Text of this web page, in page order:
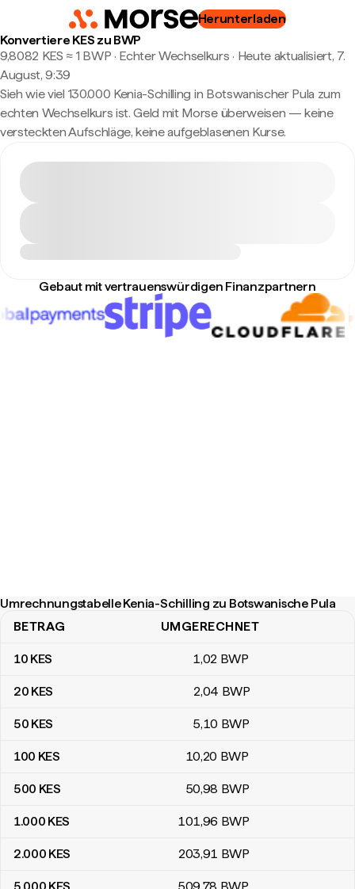
Herunterladen
Konvertiere KES zu BWP
9,8082 KES ≈ 1 BWP · Echter Wechselkurs · Heute aktualisiert, 7.
August, 9:39
Sieh wie viel 130.000 Kenia-Schilling in Botswanischer Pula zum
echten Wechselkurs ist. Geld mit Morse überweisen — keine
versteckten Aufschläge, keine aufgeblasenen Kurse.
Gebaut mit vertrauenswürdigen Finanzpartnern
Umrechnungstabelle Kenia-Schilling zu Botswanische Pula
Umrechnungstabelle Kenia-Schilling zu Botswanische Pula
BETRAG UMGERECHNET
10 KES 1,02 BWP
20 KES 2,04 BWP
50 KES 5,10 BWP
100 KES 10,20 BWP
500 KES 50,98 BWP
1.000 KES 101,96 BWP
2.000 KES 203,91 BWP